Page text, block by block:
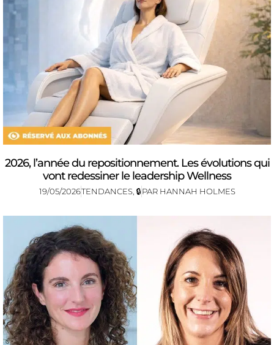
2026, l’année du repositionnement. Les évolutions qui
vont redessiner le leadership Wellness
19/05/2026TENDANCES, 🔒PAR HANNAH HOLMES